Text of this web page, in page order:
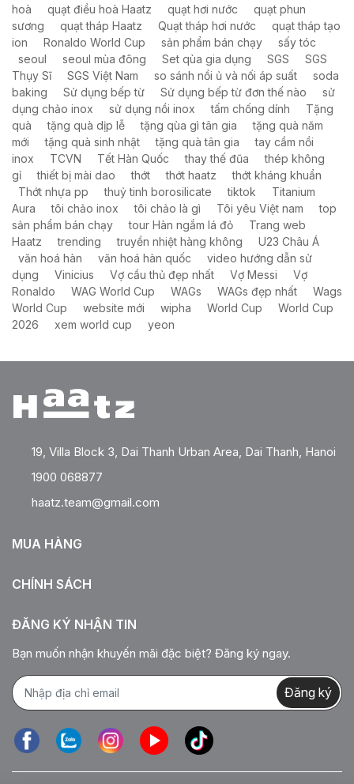
hoà
quạt điều hoà Haatz quạt hơi nước
quạt phun
sương
quạt tháp Haatz Quạt tháp hơi nước
quạt tháp tạo
ion
Ronaldo World Cup sản phẩm bán chạy
sấy tóc
seoul
seoul mùa đông Set qùa gia dụng SGS
SGS
Thụy Sĩ
SGS Việt Nam so sánh nồi ủ và nối áp suất
soda
baking
Sử dụng bếp từ Sử dụng bếp từ đơn thế nào
sử
dụng chảo inox
sử dụng nồi inox tấm chống dính
Tặng
quà
tặng quà dịp lễ tặng qùa gì tân gia
tặng quà năm
mới
tặng quà sinh nhật tặng quà tân gia
tay cầm nồi
inox
TCVN Tết Hàn Quốc thay thế đũa
thép không
gỉ
thiết bị mài dao thớt thớt haatz
thớt kháng khuẩn
Thớt nhựa pp
thuỷ tinh borosilicate tiktok
Titanium
Aura
tôi chảo inox tôi chảo là gì Tôi yêu Việt nam
top
sản phẩm bán chạy
tour Hàn ngắm lá đỏ
Trang web
Haatz
trending truyền nhiệt hàng không
U23 Châu Á
văn hoá hàn
văn hoá hàn quốc
video hướng dẫn sử
dụng
Vinicius Vợ cầu thủ đẹp nhất Vợ Messi
Vợ
Ronaldo
WAG World Cup WAGs WAGs đẹp nhất
Wags
World Cup
website mới wipha World Cup
World Cup
2026
xem world cup yeon
19, Villa Block 3, Dai Thanh Urban Area, Dai Thanh, Hanoi
1900 068877
haatz.team@gmail.com
MUA HÀNG
CHÍNH SÁCH
ĐĂNG KÝ NHẬN TIN
Bạn muốn nhận khuyến mãi đặc biệt? Đăng ký ngay.
Đăng ký